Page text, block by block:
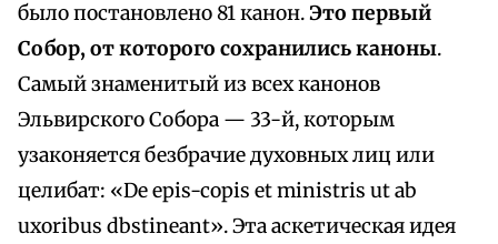
было постановлено 81 канон.Это первый
Собор, от которого сохранились каноны.
Самый знаменитый из всех канонов
Эльвирского Собора — 33-й, которым
узаконяется безбрачие духовных лиц или
целибат: «De epis-copis et ministris ut ab
uxoribus dbstineant». Эта аскетическая идея